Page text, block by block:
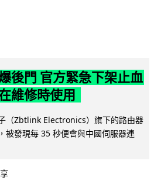
後門 官方緊急下架止血
維修時使用
（Zbtlink Electronics）旗下的路由器
被發現每 35 秒便會與中國伺服器連